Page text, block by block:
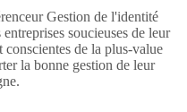
Gestion de l'identité
soucieuses de leur
conscientes de la plus-value
la bonne gestion de leur